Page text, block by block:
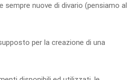
nuove di divario (pensiamo al
per la creazione di una